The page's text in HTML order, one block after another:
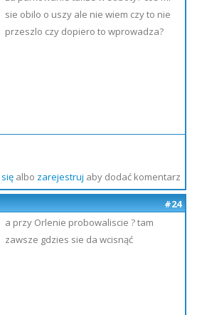
sie obilo o uszy ale nie wiem czy to nie
przeszlo czy dopiero to wprowadza?
albo zarejestruj aby dodać komentarz
#24
a przy Orlenie probowaliscie ? tam
zawsze gdzies sie da wcisnąć